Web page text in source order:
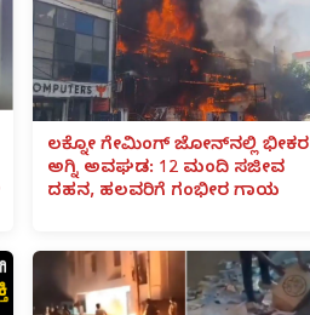
ಲಕ್ನೋ ಗೇಮಿಂಗ್ ಜೋನ್‌ನಲ್ಲಿ ಭೀಕರ
ಅಗ್ನಿ ಅವಘಡ: 12 ಮಂದಿ ಸಜೀವ
ದಹನ, ಹಲವರಿಗೆ ಗಂಭೀರ ಗಾಯ